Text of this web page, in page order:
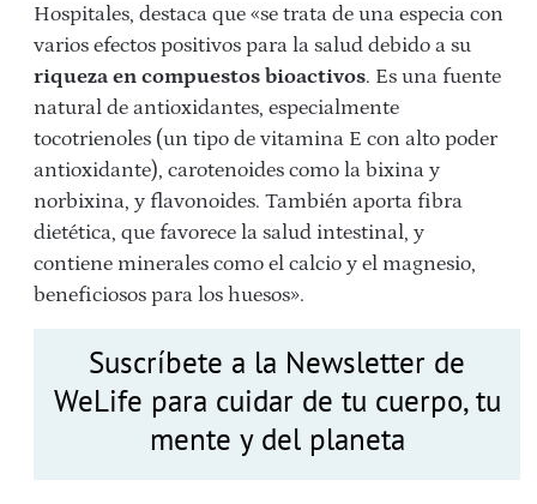
Hospitales, destaca que «se trata de una especia con
varios efectos positivos para la salud debido a su
riqueza en compuestos bioactivos. Es una fuente
natural de antioxidantes, especialmente
tocotrienoles (un tipo de vitamina E con alto poder
antioxidante), carotenoides como la bixina y
norbixina, y flavonoides. También aporta fibra
dietética, que favorece la salud intestinal, y
contiene minerales como el calcio y el magnesio,
beneficiosos para los huesos».
Suscríbete a la Newsletter de
WeLife para cuidar de tu cuerpo, tu
mente y del planeta